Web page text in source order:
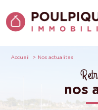
Accueil Nos actualites
nos